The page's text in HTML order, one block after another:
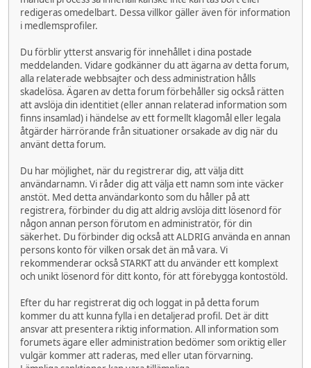
redigeras omedelbart. Dessa villkor gäller även för information
i medlemsprofiler.
Du förblir ytterst ansvarig för innehållet i dina postade
meddelanden. Vidare godkänner du att ägarna av detta forum,
alla relaterade webbsajter och dess administration hålls
skadelösa. Ägaren av detta forum förbehåller sig också rätten
att avslöja din identitiet (eller annan relaterad information som
finns insamlad) i händelse av ett formellt klagomål eller legala
åtgärder härrörande från situationer orsakade av dig när du
använt detta forum.
Du har möjlighet, när du registrerar dig, att välja ditt
användarnamn. Vi råder dig att välja ett namn som inte väcker
anstöt. Med detta användarkonto som du håller på att
registrera, förbinder du dig att aldrig avslöja ditt lösenord för
någon annan person förutom en administratör, för din
säkerhet. Du förbinder dig också att ALDRIG använda en annan
persons konto för vilken orsak det än må vara. Vi
rekommenderar också STARKT att du använder ett komplext
och unikt lösenord för ditt konto, för att förebygga kontostöld.
Efter du har registrerat dig och loggat in på detta forum
kommer du att kunna fylla i en detaljerad profil. Det är ditt
ansvar att presentera riktig information. All information som
forumets ägare eller administration bedömer som oriktig eller
vulgär kommer att raderas, med eller utan förvarning.